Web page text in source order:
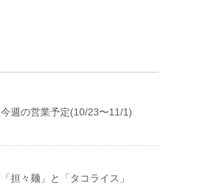
今週の営業予定(10/23〜11/1)
「担々麺」と「タコライス」